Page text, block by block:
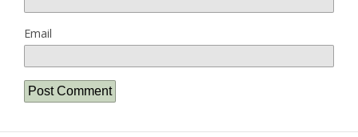
Email